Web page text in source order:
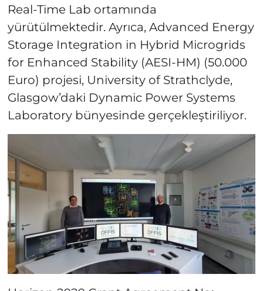
Real-Time Lab ortamında
yürütülmektedir. Ayrıca, Advanced Energy
Storage Integration in Hybrid Microgrids
for Enhanced Stability (AESI-HM) (50.000
Euro) projesi, University of Strathclyde,
Glasgow’daki Dynamic Power Systems
Laboratory bünyesinde gerçekleştiriliyor.